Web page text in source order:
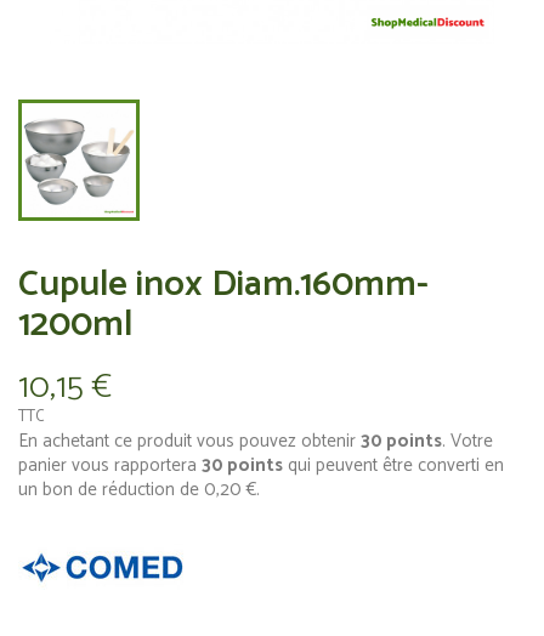
Cupule inox Diam.160mm-
1200ml
10,15 €
TTC
En achetant ce produit vous pouvez obtenir30 points. Votre
panier vous rapportera 30 points qui peuvent être converti en
un bon de réduction de 0,20 €.